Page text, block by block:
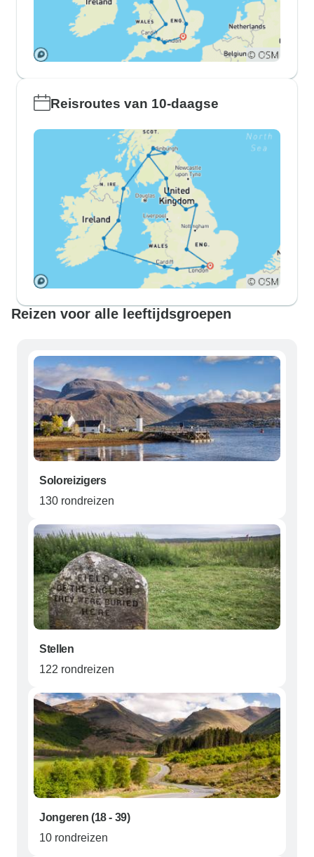
Reisroutes van 10-daagse
Reizen voor alle leeftijdsgroepen
Soloreizigers
130 rondreizen
Stellen
122 rondreizen
Jongeren (18 - 39)
10 rondreizen